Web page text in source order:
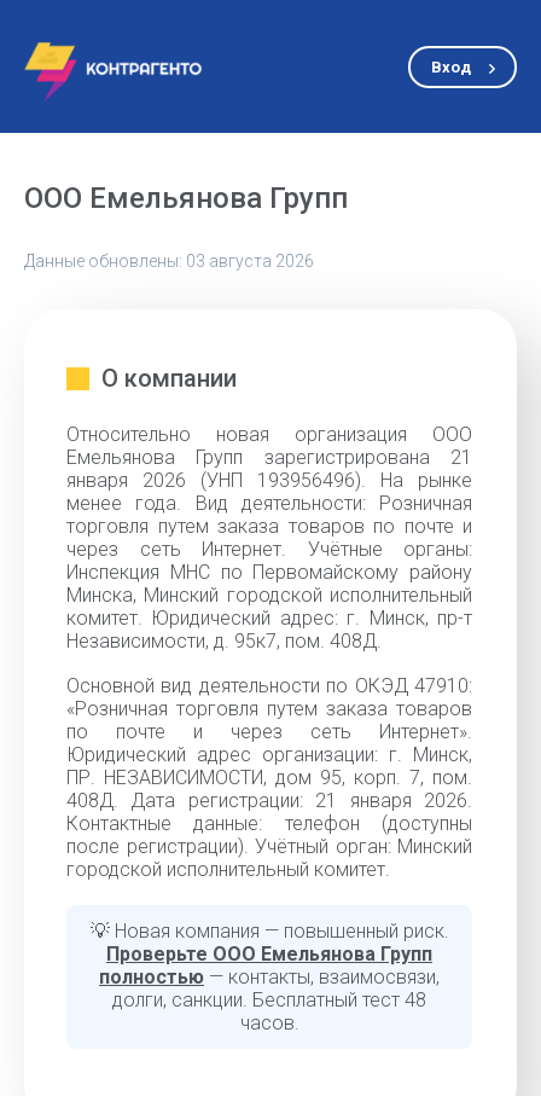
Вход
ООО Емельянова Групп
Данные обновлены: 03 августа 2026
О компании
Относительно новая организация ООО
Емельянова Групп зарегистрирована 21
января 2026 (УНП 193956496). На рынке
менее года. Вид деятельности: Розничная
торговля путем заказа товаров по почте и
через сеть Интернет. Учётные органы:
Инспекция МНС по Первомайскому району
Минска, Минский городской исполнительный
комитет. Юридический адрес: г. Минск, пр-т
Независимости, д. 95к7, пом. 408Д.
Основной вид деятельности по ОКЭД 47910:
«Розничная торговля путем заказа товаров
по почте и через сеть Интернет».
Юридический адрес организации: г. Минск,
ПР. НЕЗАВИСИМОСТИ, дом 95, корп. 7, пом.
408Д. Дата регистрации: 21 января 2026.
Контактные данные: телефон (доступны
после регистрации). Учётный орган: Минский
городской исполнительный комитет.
💡 Новая компания — повышенный риск.
Проверьте ООО Емельянова Групп
полностью — контакты, взаимосвязи,
долги, санкции. Бесплатный тест 48
часов.